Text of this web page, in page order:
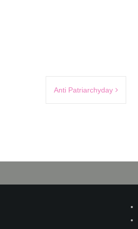
Anti Patriarchyday